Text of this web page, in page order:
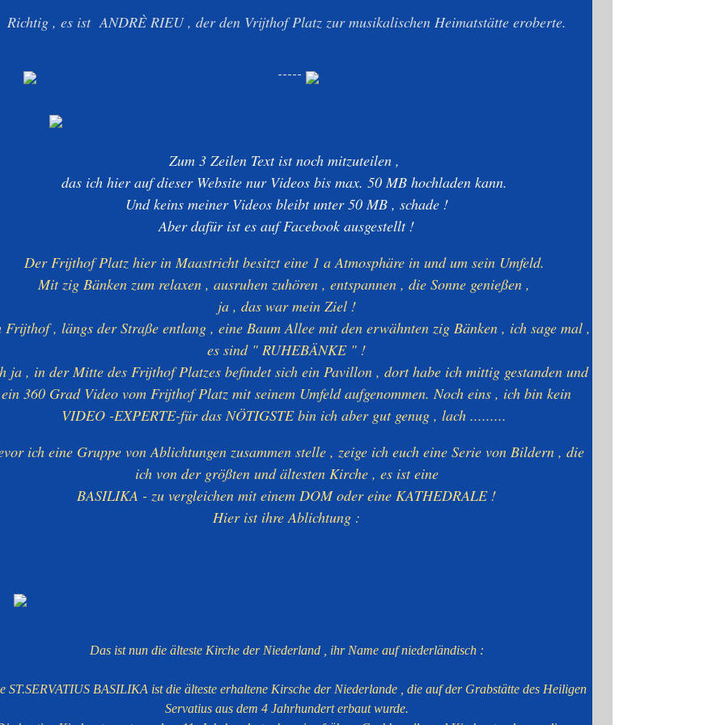
Richtig , es ist ANDRÈ RIEU , der den Vrijthof Platz zur musikalischen Heimatstätte eroberte.
-----
Zum 3 Zeilen Text ist noch mitzuteilen ,
das ich hier auf dieser Website nur Videos bis max. 50 MB hochladen kann.
Und keins meiner Videos bleibt unter 50 MB , schade !
Aber dafür ist es auf Facebook ausgestellt !
Der Frijthof Platz hier in Maastricht besitzt eine 1 a Atmosphäre in und um sein Umfeld.
Mit zig Bänken zum relaxen , ausruhen zuhören , entspannen , die Sonne genießen ,
ja , das war mein Ziel !
Frijthof , längs der Straße entlang , eine Baum Allee mit den erwähnten zig Bänken , ich sage mal ,
es sind " RUHEBÄNKE " !
ja , in der Mitte des Frijthof Platzes befindet sich ein Pavillon , dort habe ich mittig gestanden und
ein 360 Grad Video vom Frijthof Platz mit seinem Umfeld aufgenommen. Noch eins , ich bin kein
VIDEO -EXPERTE-für das NÖTIGSTE bin ich aber gut genug , lach .........
ich eine Gruppe von Ablichtungen zusammen stelle , zeige ich euch eine Serie von Bildern , die
ich von der größten und ältesten Kirche , es ist eine
BASILIKA - zu vergleichen mit einem DOM oder eine KATHEDRALE !
Hier ist ihre Ablichtung :
Das ist nun die älteste Kirche der Niederland , ihr Name auf niederländisch :
ST.SERVATIUS BASILIKA ist die älteste erhaltene Kirsche der Niederlande , die auf der Grabstätte des Heiligen
Servatius aus dem 4 Jahrhundert erbaut wurde.